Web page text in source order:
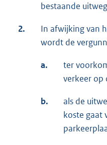
bestaande
2.
In afwijking van
wordt de
a.
ter
verkeer op
b.
als de
koste gaat